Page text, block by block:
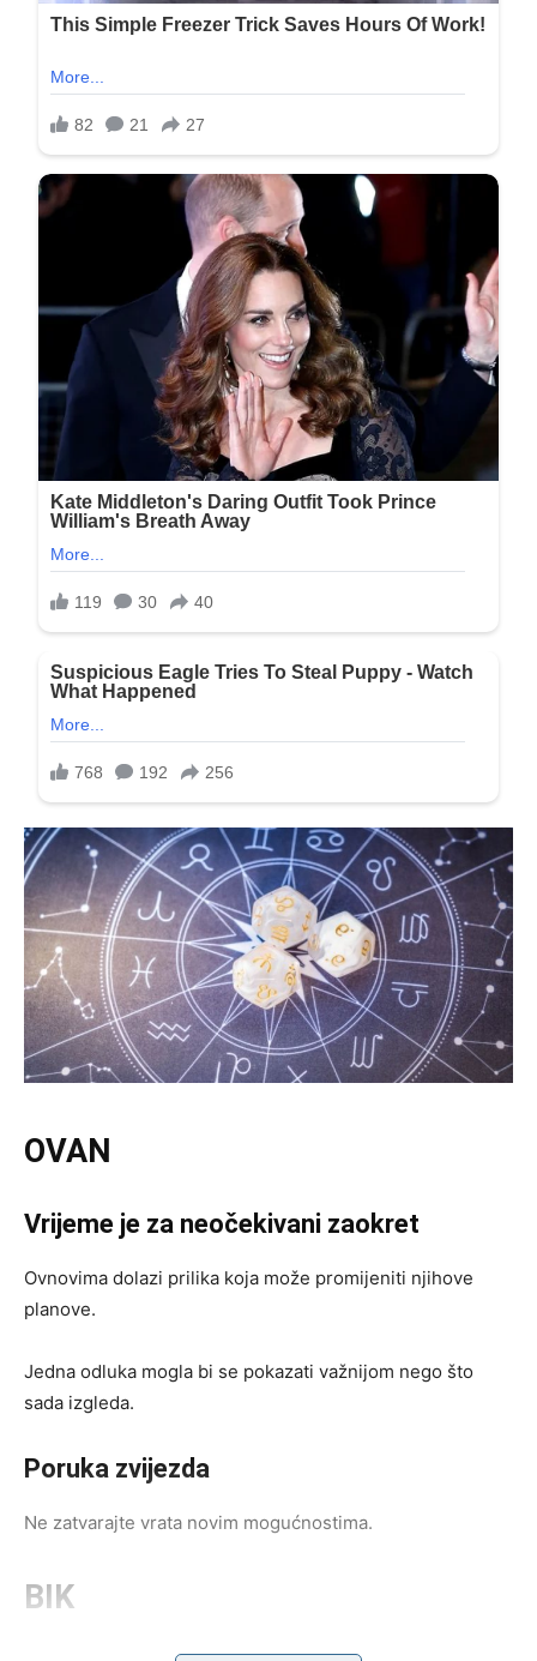
OVAN
Vrijeme je za neočekivani zaokret
Ovnovima dolazi prilika koja može promijeniti njihove
planove.
Jedna odluka mogla bi se pokazati važnijom nego što
sada izgleda.
Poruka zvijezda
Ne zatvarajte vrata novim mogućnostima.
BIK